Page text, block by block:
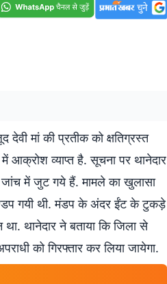
मां की प्रतीक को क्षतिग्रस्त
आक्रोश व्याप्त है. सूचना पर थानेदार
में जुट गये हैं. मामले का खुलासा
गयी थी. मंडप के अंदर ईंट के टुकड़े
थानेदार ने बताया कि जिला से
को गिरफ्तार कर लिया जायेगा.